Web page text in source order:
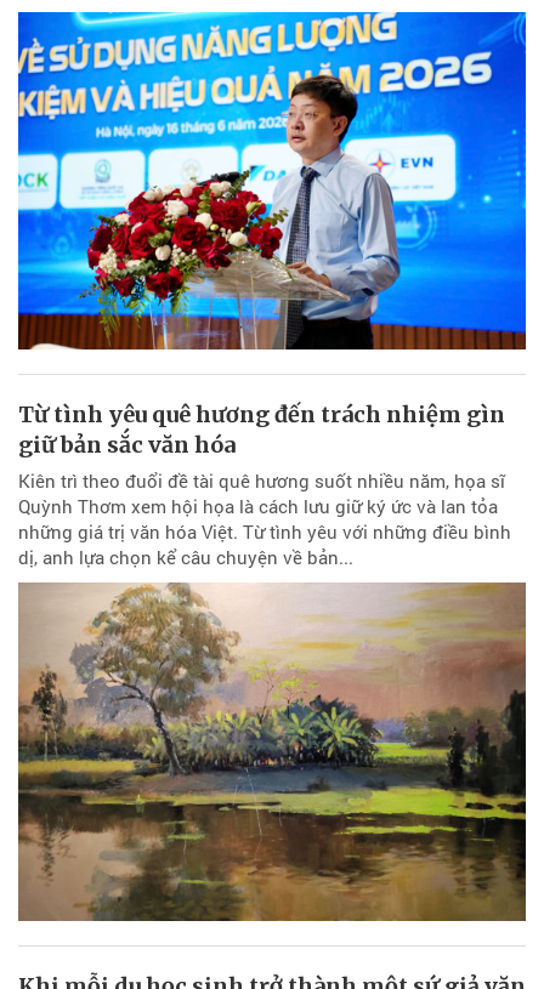
Từ tình yêu quê hương đến trách nhiệm gìn
giữ bản sắc văn hóa
Kiên trì theo đuổi đề tài quê hương suốt nhiều năm, họa sĩ
Quỳnh Thơm xem hội họa là cách lưu giữ ký ức và lan tỏa
những giá trị văn hóa Việt. Từ tình yêu với những điều bình
dị, anh lựa chọn kể câu chuyện về bản...